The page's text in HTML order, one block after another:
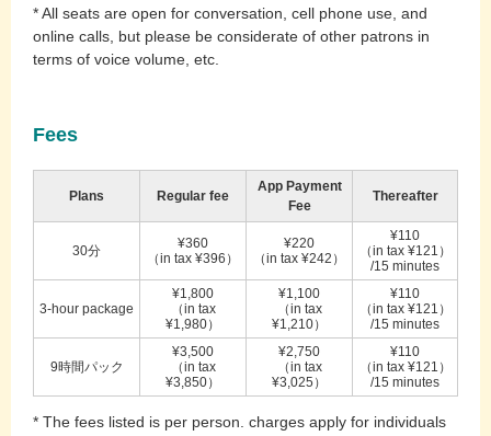
* All seats are open for conversation, cell phone use, and
online calls, but please be considerate of other patrons in
terms of voice volume, etc.
Fees
Plans Regular fee
App Payment
Fee
Thereafter
30分
¥360
（in tax ¥396）
¥220
（in tax ¥242）
¥110
（in tax ¥121）
/15 minutes
3-hour package
¥1,800
（in tax
¥1,980）
¥1,100
（in tax
¥1,210）
¥110
（in tax ¥121）
/15 minutes
9時間パック
¥3,500
（in tax
¥3,850）
¥2,750
（in tax
¥3,025）
¥110
（in tax ¥121）
/15 minutes
* The fees listed is per person. charges apply for individuals